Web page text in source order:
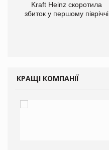
Kraft Heinz скоротила
збиток у першому півріччі
КРАЩІ КОМПАНІЇ